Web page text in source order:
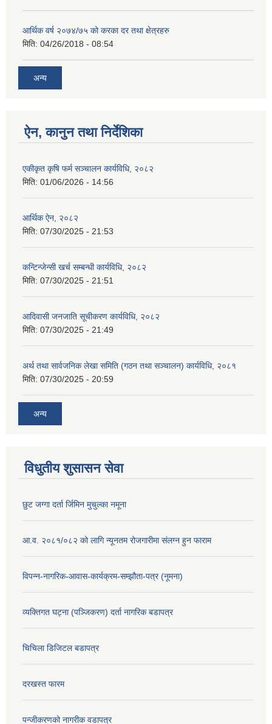
आर्थिक वर्ष २०७४/७५ को करका दर तथा क्षेत्रहरु
मिति: 04/26/2018 - 08:54
अन्य
ऐन, कानुन तथा निर्देशिका
एकीकृत कृषि फर्म सञ्चालन कार्यविधि, २०८२
मिति: 01/06/2026 - 14:56
आर्थिक ऐन, २०८२
मिति: 07/30/2025 - 21:53
कन्टिन्जेन्सी खर्च सम्बन्धी कार्यविधि, २०८२
मिति: 07/30/2025 - 21:51
आदिवासी जनजाति सूचीकरण कार्यविधि, २०८२
मिति: 07/30/2025 - 21:49
अर्थ तथा सार्वजनिक लेखा समिति (गठन तथा सञ्चालन) कार्यविधि, २०८१
मिति: 07/30/2025 - 20:59
अन्य
विधुतीय शुसासन सेवा
छुट जग्गा दर्ता र्जिमिन मुचुल्का नमूना
आ.व. २०८१/०८२ को लागि न्यूनतम रोजगारीमा संलग्न हुन फाराम
विपन्न-नागरिक-आवास-कार्यक्रम-सम्झौता-पत्र (नूमना)
व्यक्तिगत घट्ना (पञ्जिकरण) दर्ता नागरिक बडापत्र
चिचिला डिजिटल बडापत्र
दरखस्त फारम
प‍न्जीकरणको नागरीक वडापत्र